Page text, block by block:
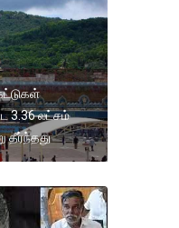
3.36 லட்சம்
தீர்ந்தது